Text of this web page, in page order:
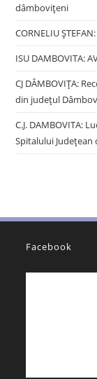
dâmbovițeni
CORNELIU
ISU DAMBOVITA:
CJ DÂMBOVIȚA:
din județul
C.J. DAMBOVITA:
Spitalului Județean
Facebook